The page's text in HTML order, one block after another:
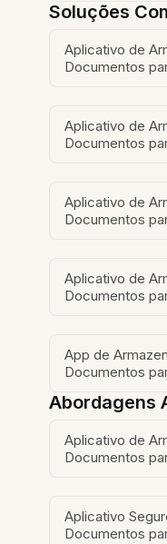
Soluções
Aplicativo de
Documentos
Aplicativo de
Documentos
Aplicativo de
Documentos
Aplicativo de
Documentos
App de
Documentos
Abordagens
Aplicativo de
Documentos
Aplicativo
Documentos